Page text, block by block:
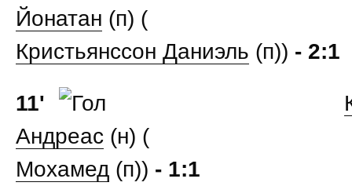
Йонатан (п) (
Кристьянссон Даниэль (п)) - 2:1
11'
Андреас (н) (
Мохамед (п)) - 1:1